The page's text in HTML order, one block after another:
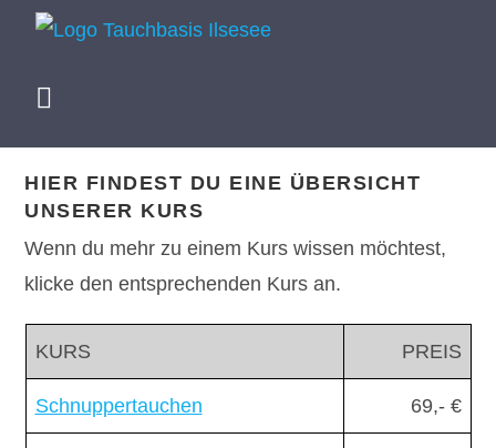
HIER FINDEST DU EINE ÜBERSICHT
UNSERER KURS
Wenn du mehr zu einem Kurs wissen möchtest,
klicke den entsprechenden Kurs an.
KURS PREIS
Schnuppertauchen 69,- €